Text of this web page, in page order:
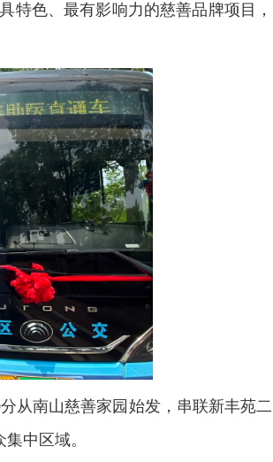
特色、最有影响力的慈善品牌项目，
从南山慈善家园始发，串联新丰苑二
中区域。